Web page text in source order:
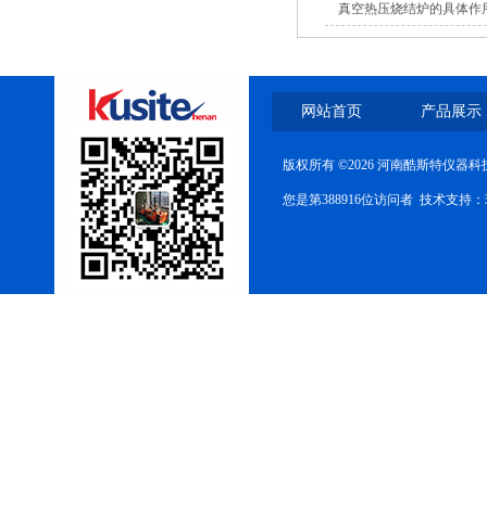
真空热压烧结炉的具体作
网站首页 产品展示
版权所有 ©2026 河南酷斯特仪器
您是第388916位访问者 技术支持：